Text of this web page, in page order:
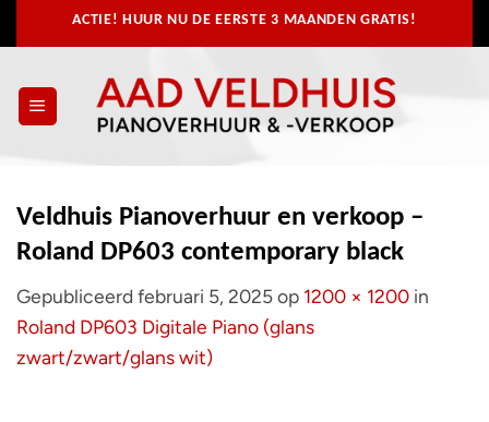
naar
ACTIE! HUUR NU DE EERSTE 3 MAANDEN GRATIS!
Veldhuis Pianoverhuur en verkoop –
Roland DP603 contemporary black
Gepubliceerd februari 5, 2025op 1200 × 1200 in
Roland DP603 Digitale Piano (glans
zwart/zwart/glans wit)